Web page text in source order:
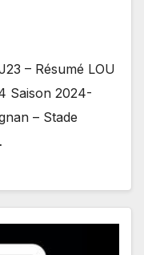
– Résumé LOU
Saison 2024-
– Stade